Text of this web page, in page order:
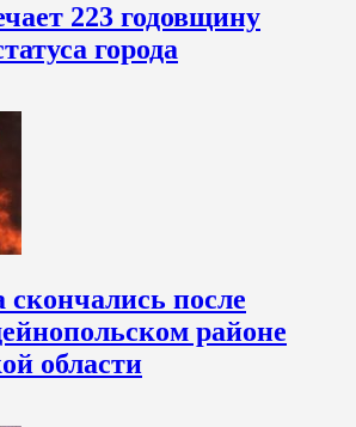
223 годовщину
города
скончались после
районе
области